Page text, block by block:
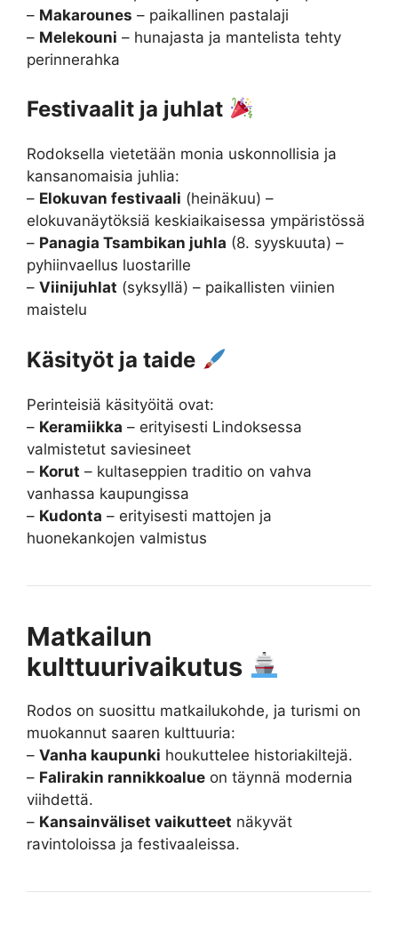
– Makarounes – paikallinen pastalaji
– Melekouni – hunajasta ja mantelista tehty
perinnerahka
Festivaalit ja juhlat
Rodoksella vietetään monia uskonnollisia ja
kansanomaisia juhlia:
– Elokuvan festivaali (heinäkuu) –
elokuvanäytöksiä keskiaikaisessa ympäristössä
– Panagia Tsambikan juhla (8. syyskuuta) –
pyhiinvaellus luostarille
– Viinijuhlat (syksyllä) – paikallisten viinien
maistelu
Käsityöt ja taide
Perinteisiä käsityöitä ovat:
– Keramiikka – erityisesti Lindoksessa
valmistetut saviesineet
– Korut – kultaseppien traditio on vahva
vanhassa kaupungissa
– Kudonta – erityisesti mattojen ja
huonekankojen valmistus
Matkailun
kulttuurivaikutus
Rodos on suosittu matkailukohde, ja turismi on
muokannut saaren kulttuuria:
– Vanha kaupunki houkuttelee historiakiltejä.
– Falirakin rannikkoalue on täynnä modernia
viihdettä.
– Kansainväliset vaikutteet näkyvät
ravintoloissa ja festivaaleissa.